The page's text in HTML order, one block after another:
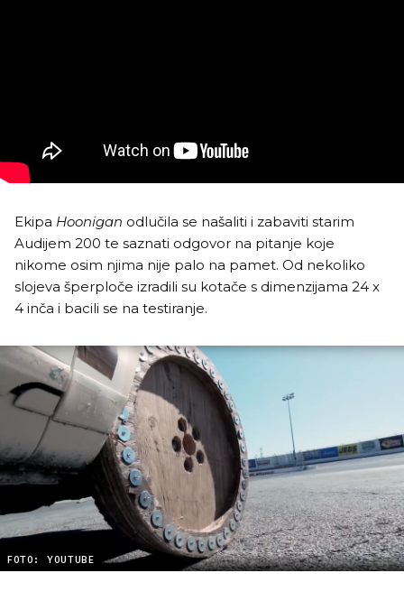
Ekipa Hoonigan odlučila se našaliti i zabaviti starim
Audijem 200 te saznati odgovor na pitanje koje
nikome osim njima nije palo na pamet. Od nekoliko
slojeva šperploče izradili su kotače s dimenzijama 24 x
4 inča i bacili se na testiranje.
FOTO: YOUTUBE